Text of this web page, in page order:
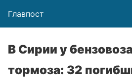
Главпост
В Сирии у
тормоза: 32